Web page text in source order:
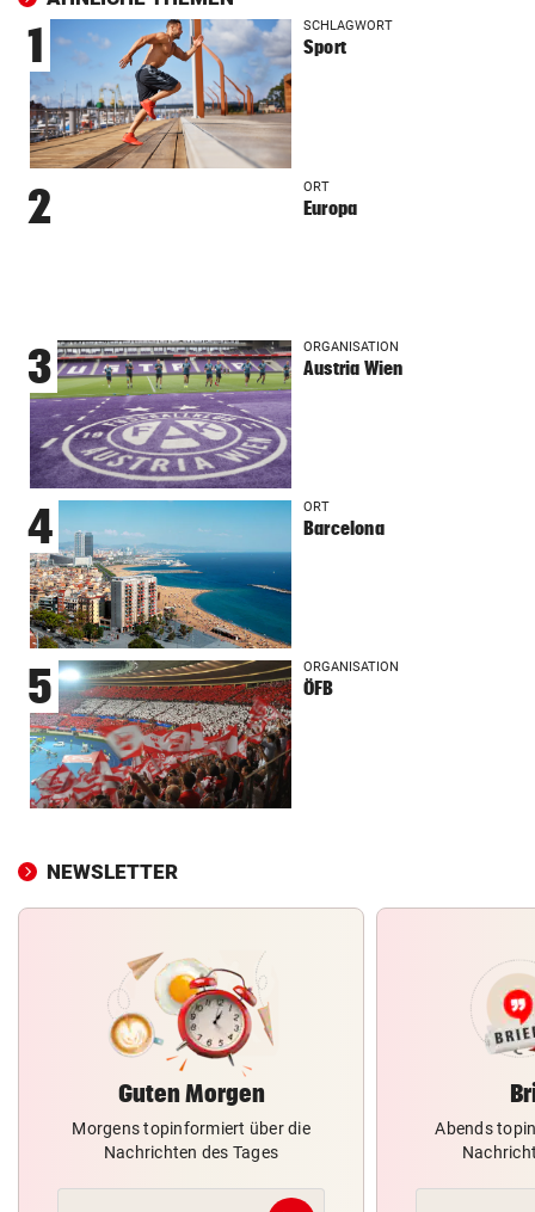
1 SCHLAGWORT
Sport
2 ORT
Europa
3 ORGANISATION
Austria Wien
4 ORT
Barcelona
5 ORGANISATION
ÖFB
NEWSLETTER
Guten Morgen
Morgens topinformiert über die
Nachrichten des Tages
Abends